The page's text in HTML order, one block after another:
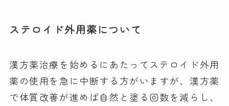
ステロイド外用薬について
漢方薬治療を始めるにあたってステロイド外用
薬の使用を急に中断する方がいますが、漢方薬
で体質改善が進めば自然と塗る回数を減らし、